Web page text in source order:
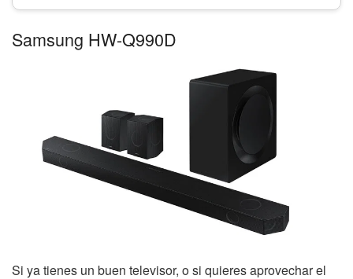
Samsung S93D de 65 pulgadas
La oferta a la que hace referencia este articulo ya no esta
disponible, el artículo se publico hace más de 30 días.
A continuación te mostramos los mejores precios actuales del
producto:
Samsung HW-Q990D